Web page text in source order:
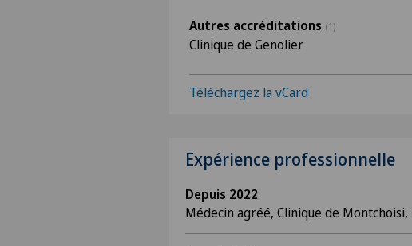
Autres accréditations (1)
Clinique de Genolier
Téléchargez la vCard
Expérience professionnelle
Depuis 2022
Médecin agréé, Clinique de Montchoisi,